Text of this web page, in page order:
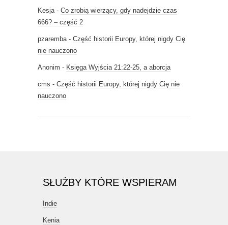
Kesja- Co zrobią wierzący, gdy nadejdzie czas
666? – część 2
pzaremba- Część historii Europy, której nigdy Cię
nie nauczono
Anonim - Księga Wyjścia 21:22-25, a aborcja
cms - Część historii Europy, której nigdy Cię nie
nauczono
SŁUŻBY KTÓRE WSPIERAM
Indie
Kenia